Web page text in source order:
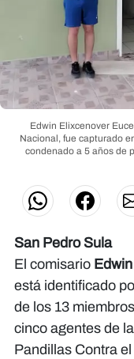
Edwin Elixcenover
Nacional, fue capturado
condenado a 5 años de
San Pedro Sula
El comisario
está identificado
de los 13
cinco agentes de
Pandillas Contra